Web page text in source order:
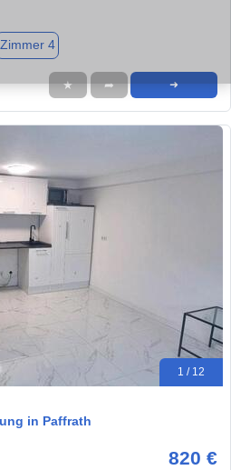
Zimmer 4
★ ➦ ➜
1 / 12
in Paffrath
820 €